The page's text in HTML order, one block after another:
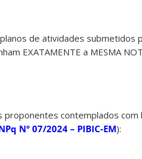
de atividades
EXATAMENTE a MESMA
proponentes contemplados com
N° 07/2024 – PIBIC-EM):